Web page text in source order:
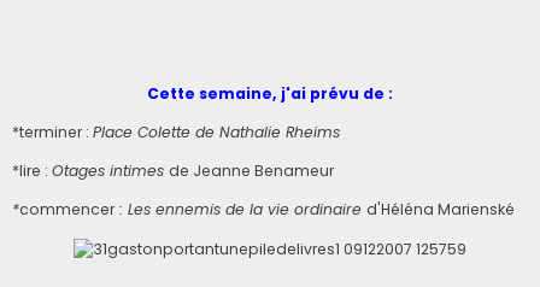
Cette semaine, j'ai prévu de :
*terminer : Place Colette de Nathalie Rheims
*lire : Otages intimes de Jeanne Benameur
*commencer: Les ennemis de la vie ordinaire d'Héléna Marienské